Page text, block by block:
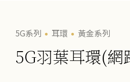
5G系列 耳環 黃金系列
5G羽葉耳環(網